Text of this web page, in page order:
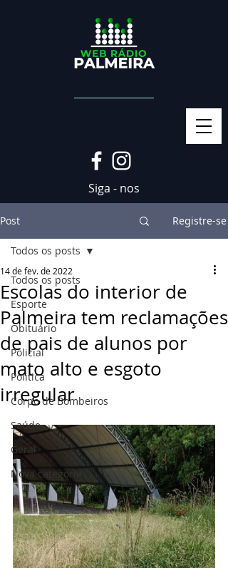
Siga - nos
Post Registre-se
Todos os posts
Esporte
Obituário
Policial
Politica
Corpo de Bombeiros
Saúde
Geral
Nova categoria
Todos os posts
Escolas do interior de
Palmeira tem reclamações
de pais de alunos por
mato alto e esgoto
irregular
14 de fev. de 2022